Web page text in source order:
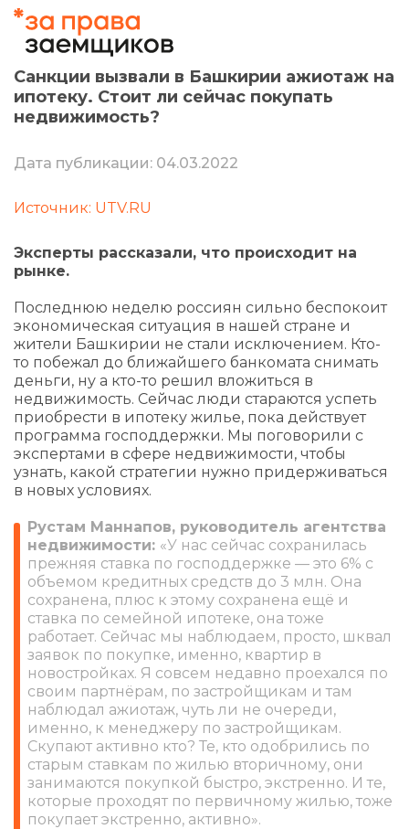
Санкции вызвали в Башкирии ажиотаж на
ипотеку. Стоит ли сейчас покупать
недвижимость?
Дата публикации: 04.03.2022
Источник: UTV.RU
Эксперты рассказали, что происходит на
рынке.
Последнюю неделю россиян сильно беспокоит
экономическая ситуация в нашей стране и
жители Башкирии не стали исключением. Кто-
то побежал до ближайшего банкомата снимать
деньги, ну а кто-то решил вложиться в
недвижимость. Сейчас люди стараются успеть
приобрести в ипотеку жилье, пока действует
программа господдержки. Мы поговорили с
экспертами в сфере недвижимости, чтобы
узнать, какой стратегии нужно придерживаться
в новых условиях.
Рустам Маннапов, руководитель агентства
недвижимости: «У нас сейчас сохранилась
прежняя ставка по господдержке — это 6% с
объемом кредитных средств до 3 млн. Она
сохранена, плюс к этому сохранена ещё и
ставка по семейной ипотеке, она тоже
работает. Сейчас мы наблюдаем, просто, шквал
заявок по покупке, именно, квартир в
новостройках. Я совсем недавно проехался по
своим партнёрам, по застройщикам и там
наблюдал ажиотаж, чуть ли не очереди,
именно, к менеджеру по застройщикам.
Скупают активно кто? Те, кто одобрились по
старым ставкам по жилью вторичному, они
занимаются покупкой быстро, экстренно. И те,
которые проходят по первичному жилью, тоже
покупает экстренно, активно».